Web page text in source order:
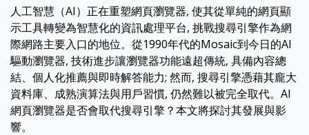
人工智慧（AI）正在重塑網頁瀏覽器, 使其從單純的網頁顯
示工具轉變為智慧化的資訊處理平台, 挑戰搜尋引擎作為網
際網路主要入口的地位。從1990年代的Mosaic到今日的AI
驅動瀏覽器, 技術進步讓瀏覽器功能遠超傳統, 具備內容總
結、個人化推薦與即時解答能力; 然而, 搜尋引擎憑藉其龐大
資料庫、成熟演算法與用戶習慣, 仍然難以被完全取代。AI
網頁瀏覽器是否會取代搜尋引擎？本文將探討其發展與影
響。